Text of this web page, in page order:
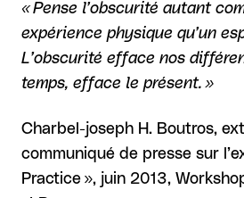
« Pense l’obscurité autant
expérience physique qu’un
L’obscurité efface nos
temps, efface le présent. »
Charbel-joseph H. Boutros,
communiqué de presse sur
Practice », juin 2013,